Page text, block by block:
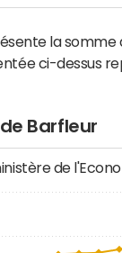
la somme
ci-dessus
Barfleur
de